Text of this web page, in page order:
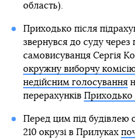
область).
Приходько після
звернувся до суду через
самовисуванця Сергія
окружну виборчу
недійсним голосування
перерахунків Приходько
Перед цим під будівлею
210 окрузі в Прилуках